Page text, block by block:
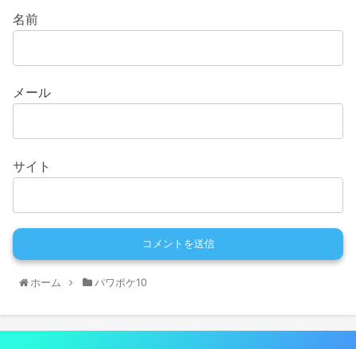
名前
メール
サイト
ホーム パワポケ10